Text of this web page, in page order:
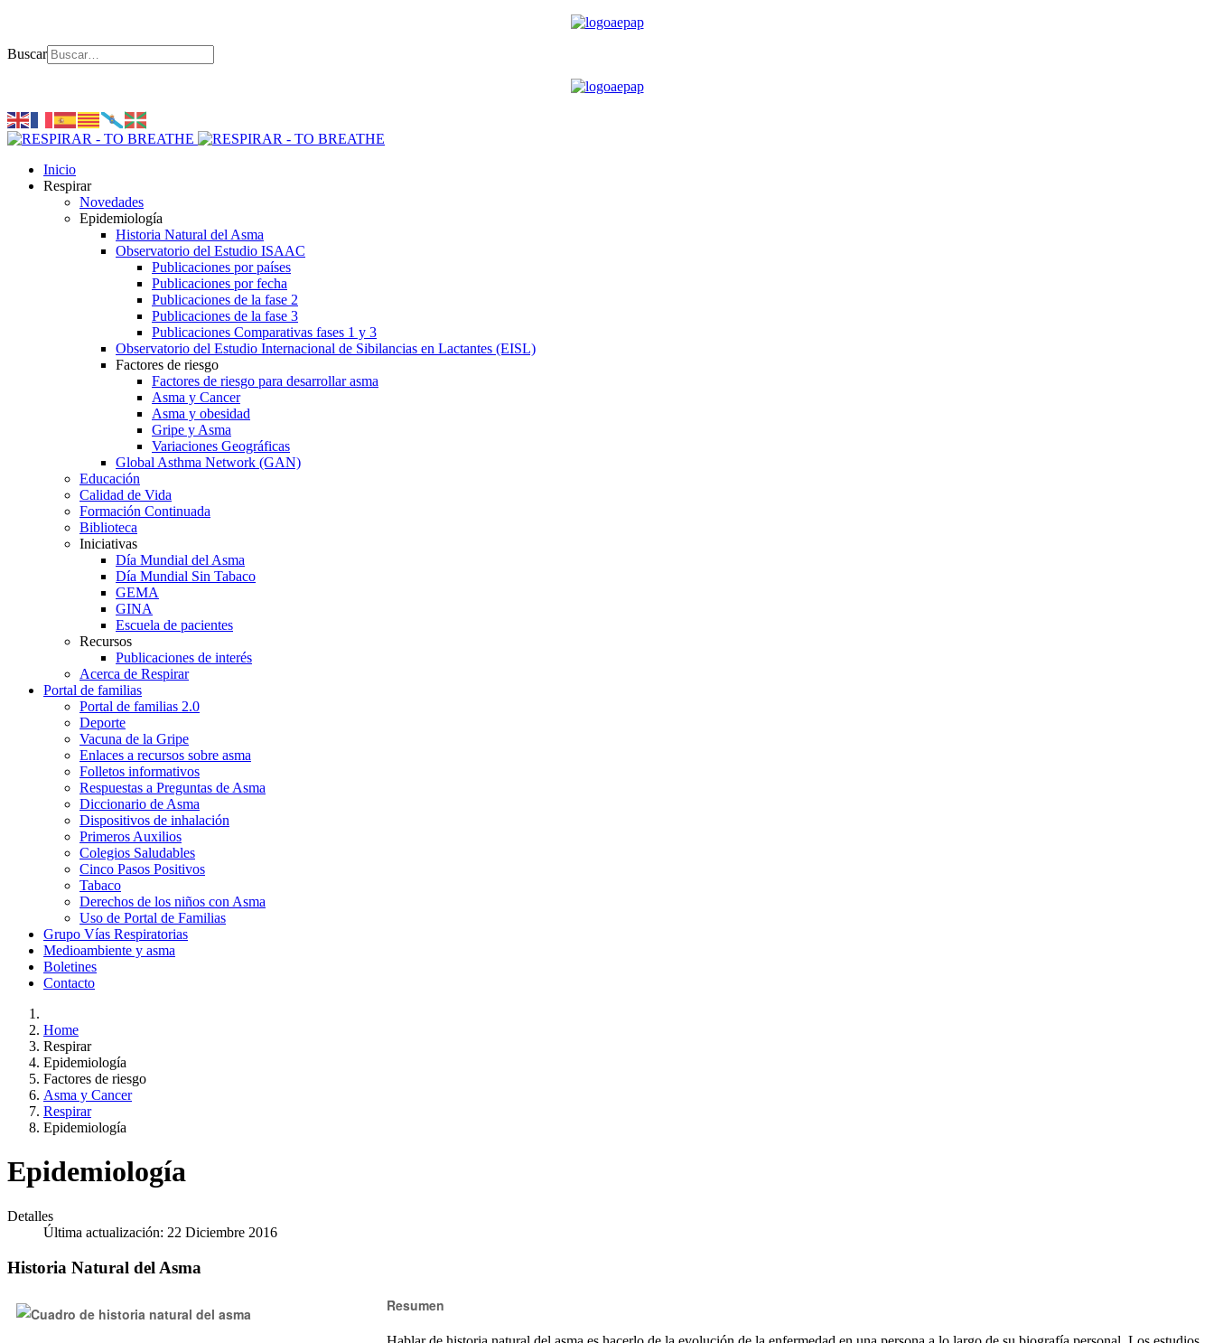
Buscar
Inicio
Respirar
Novedades
Epidemiología
Historia Natural del Asma
Observatorio del Estudio ISAAC
Publicaciones por países
Publicaciones por fecha
Publicaciones de la fase 2
Publicaciones de la fase 3
Publicaciones Comparativas fases 1 y 3
Observatorio del Estudio Internacional de Sibilancias en Lactantes (EISL)
Factores de riesgo
Factores de riesgo para desarrollar asma
Asma y Cancer
Asma y obesidad
Gripe y Asma
Variaciones Geográficas
Global Asthma Network (GAN)
Educación
Calidad de Vida
Formación Continuada
Biblioteca
Iniciativas
Día Mundial del Asma
Día Mundial Sin Tabaco
GEMA
GINA
Escuela de pacientes
Recursos
Publicaciones de interés
Acerca de Respirar
Portal de familias
Portal de familias 2.0
Deporte
Vacuna de la Gripe
Enlaces a recursos sobre asma
Folletos informativos
Respuestas a Preguntas de Asma
Diccionario de Asma
Dispositivos de inhalación
Primeros Auxilios
Colegios Saludables
Cinco Pasos Positivos
Tabaco
Derechos de los niños con Asma
Uso de Portal de Familias
Grupo Vías Respiratorias
Medioambiente y asma
Boletines
Contacto
Home
Respirar
Epidemiología
Factores de riesgo
Asma y Cancer
Respirar
Epidemiología
Epidemiología
Detalles
Última actualización: 22 Diciembre 2016
Historia Natural del Asma
Resumen